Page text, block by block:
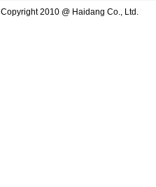
Copyright 2010 @ Haidang Co., Ltd.